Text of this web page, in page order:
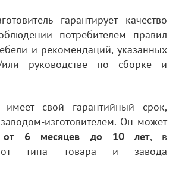
гарантирует качество
потребителем правил
и рекомендаций, указанных
руководстве по сборке и
свой гарантийный срок,
изготовителем. Он может
от 6 месяцев до 10 лет, в
от типа товара и завода